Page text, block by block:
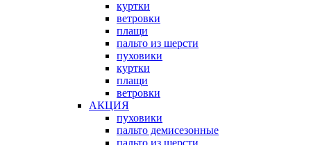
куртки
ветровки
плащи
пальто из шерсти
пуховики
куртки
плащи
ветровки
АКЦИЯ
пуховики
пальто демисезонные
пальто из шерсти